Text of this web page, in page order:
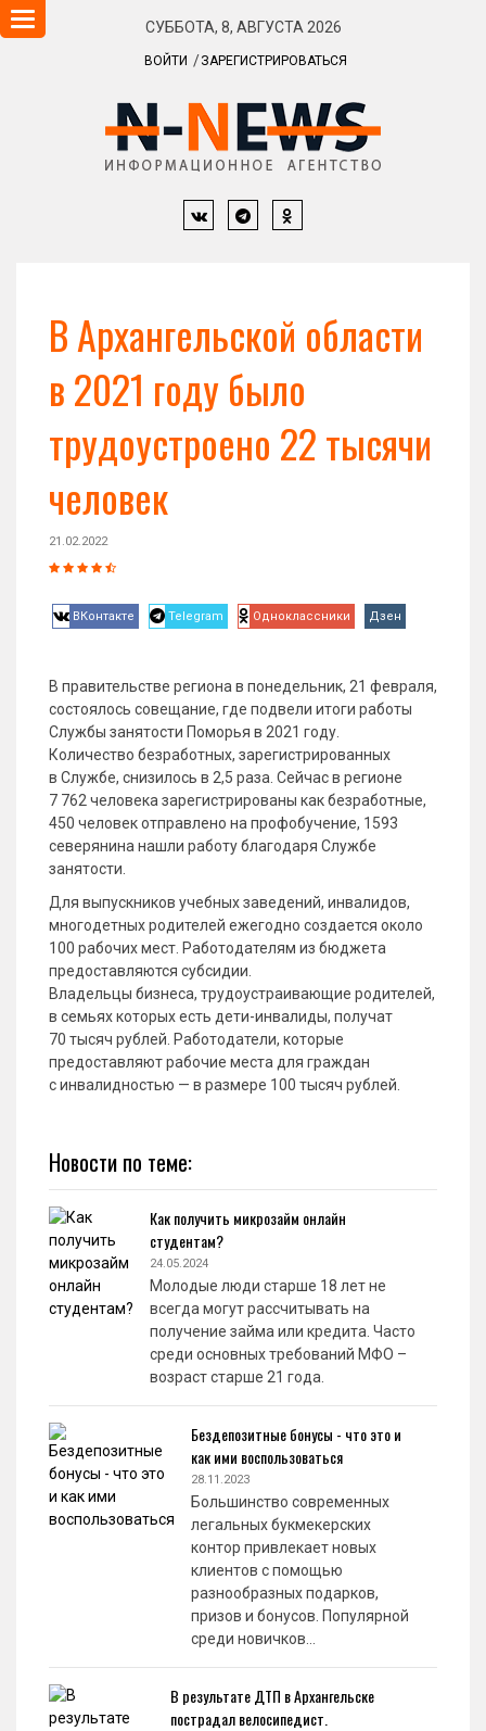
СУББОТА, 8, АВГУСТА 2026
ВОЙТИ ЗАРЕГИСТРИРОВАТЬСЯ
Навигация
В Архангельской области
в 2021 году было
трудоустроено 22 тысячи
человек
21.02.2022
ВКонтакте Telegram Одноклассники Дзен
В правительстве региона в понедельник, 21 февраля,
состоялось совещание, где подвели итоги работы
Службы занятости Поморья в 2021 году.
Количество безработных, зарегистрированных
в Службе, снизилось в 2,5 раза. Сейчас в регионе
7 762 человека зарегистрированы как безработные,
450 человек отправлено на профобучение, 1593
северянина нашли работу благодаря Службе
занятости.
Для выпускников учебных заведений, инвалидов,
многодетных родителей ежегодно создается около
100 рабочих мест. Работодателям из бюджета
предоставляются субсидии.
Владельцы бизнеса, трудоустраивающие родителей,
в семьях которых есть дети-инвалиды, получат
70 тысяч рублей. Работодатели, которые
предоставляют рабочие места для граждан
с инвалидностью — в размере 100 тысяч рублей.
Новости по теме:
Как получить микрозайм онлайн
студентам?
24.05.2024
Молодые люди старше 18 лет не
всегда могут рассчитывать на
получение займа или кредита. Часто
среди основных требований МФО –
возраст старше 21 года.
Бездепозитные бонусы - что это и
как ими воспользоваться
28.11.2023
Большинство современных
легальных букмекерских
контор привлекает новых
клиентов с помощью
разнообразных подарков,
призов и бонусов. Популярной
среди новичков…
В результате ДТП в Архангельске
пострадал велосипедист.